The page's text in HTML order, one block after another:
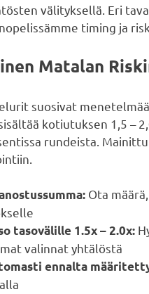
välityksellä. Eri
timing ja
Matalan
suosivat
kotiutuksen 1,5 –
rundeista.
Ota
tasovälille 1.5x – 2.0x:
valinnat yhtälöstä
ennalta